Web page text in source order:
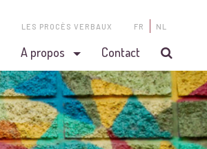
LES PROCÈS VERBAUX FR NL
A propos Contact